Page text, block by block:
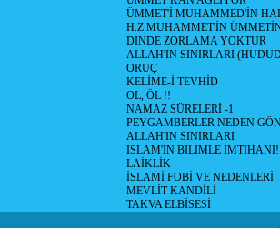
ÜMMET'İ MUHAMMED'İN
H.Z MUHAMMET'İN
DİNDE ZORLAMA YOKTUR
ALLAH'IN SINIRLARI
ORUÇ
KELİME-İ TEVHİD
OL, ÖL !!
NAMAZ SÜRELERİ -1
PEYGAMBERLER NEDEN
ALLAH'IN SINIRLARI
İSLAM'IN BİLİMLE İMTİHANI!
LAİKLİK
İSLAMİ FOBİ VE NEDENLERİ
MEVLİT KANDİLİ
TAKVA ELBİSESİ